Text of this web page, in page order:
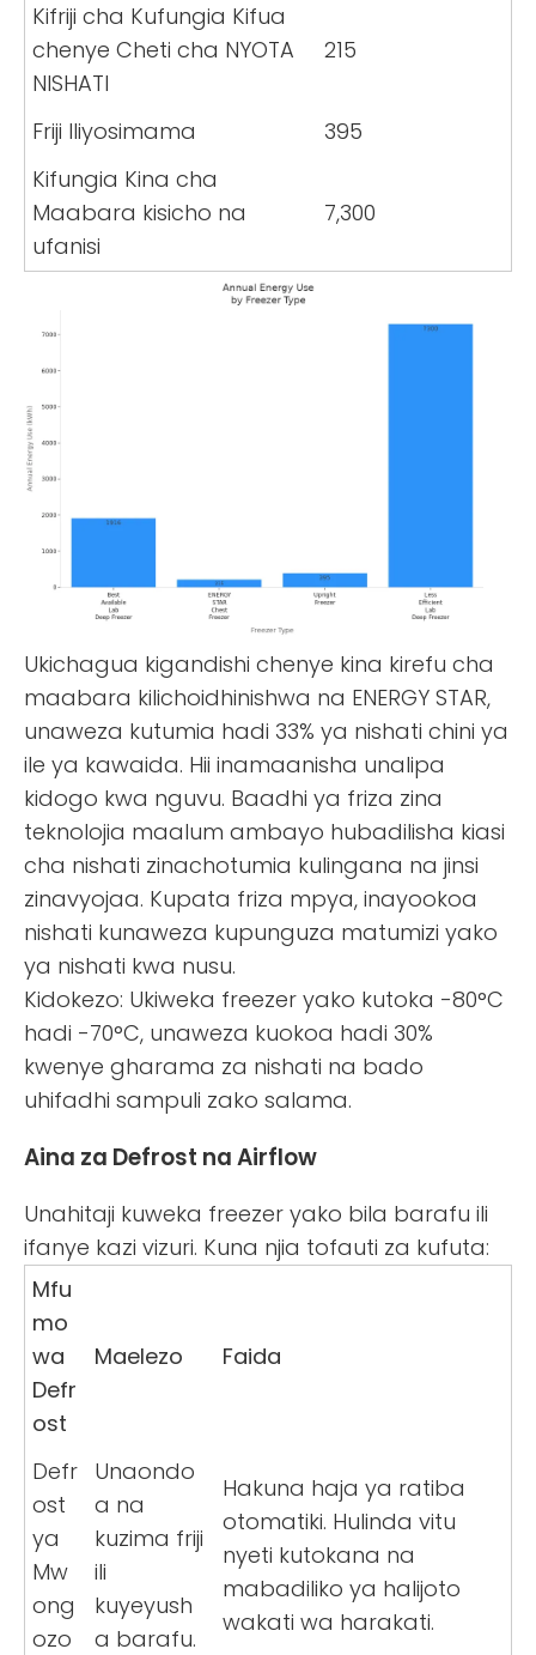
Kifriji cha Kufungia Kifua
chenye Cheti cha NYOTA
NISHATI
215
Friji Iliyosimama
395
Kifungia Kina cha
Maabara kisicho na
ufanisi
7,300
Ukichagua kigandishi chenye kina kirefu cha
maabara kilichoidhinishwa na ENERGY STAR,
unaweza kutumia hadi 33% ya nishati chini ya
ile ya kawaida. Hii inamaanisha unalipa
kidogo kwa nguvu. Baadhi ya friza zina
teknolojia maalum ambayo hubadilisha kiasi
cha nishati zinachotumia kulingana na jinsi
zinavyojaa. Kupata friza mpya, inayookoa
nishati kunaweza kupunguza matumizi yako
ya nishati kwa nusu.
Kidokezo: Ukiweka freezer yako kutoka -80°C
hadi -70°C, unaweza kuokoa hadi 30%
kwenye gharama za nishati na bado
uhifadhi sampuli zako salama.
Aina za Defrost na Airflow
Unahitaji kuweka freezer yako bila barafu ili
ifanye kazi vizuri. Kuna njia tofauti za kufuta:
Mfu
mo
wa
Defr
ost
Maelezo Faida
Defr
ost
ya
Mw
ong
ozo
Unaondo
a na
kuzima friji
ili
kuyeyush
a barafu.
Hakuna haja ya ratiba
otomatiki. Hulinda vitu
nyeti kutokana na
mabadiliko ya halijoto
wakati wa harakati.